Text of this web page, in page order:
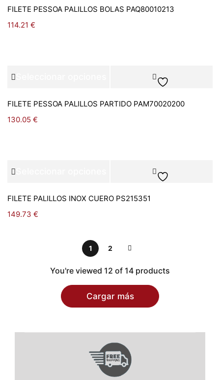
FILETE PESSOA PALILLOS BOLAS PAQ80010213
114.21 €
FILETE PESSOA PALILLOS PARTIDO PAM70020200
130.05 €
FILETE PALILLOS INOX CUERO PS215351
149.73 €
1 2
You're viewed 12 of 14 products
Cargar más